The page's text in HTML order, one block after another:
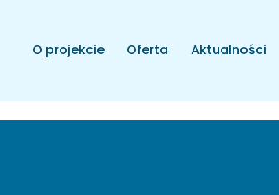
O projekcie Oferta Aktualności